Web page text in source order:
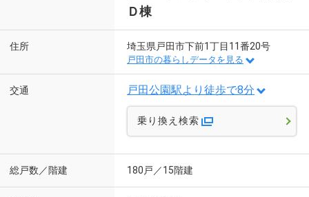
Ｄ棟
住所 埼玉県戸田市下前1丁目11番20号
戸田市の暮らしデータを見る
交通 戸田公園駅より徒歩で8分
乗り換え検索
総戸数／階建 180戸／15階建